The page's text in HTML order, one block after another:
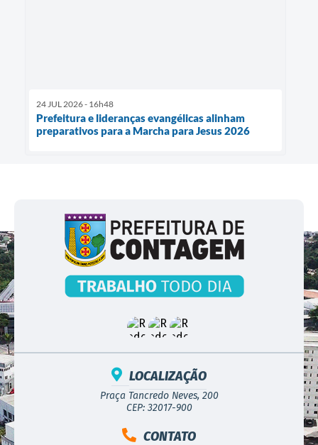
24 JUL 2026 - 16h48
Prefeitura e lideranças evangélicas alinham
preparativos para a Marcha para Jesus 2026
LOCALIZAÇÃO
Praça Tancredo Neves, 200
CEP: 32017-900
CONTATO